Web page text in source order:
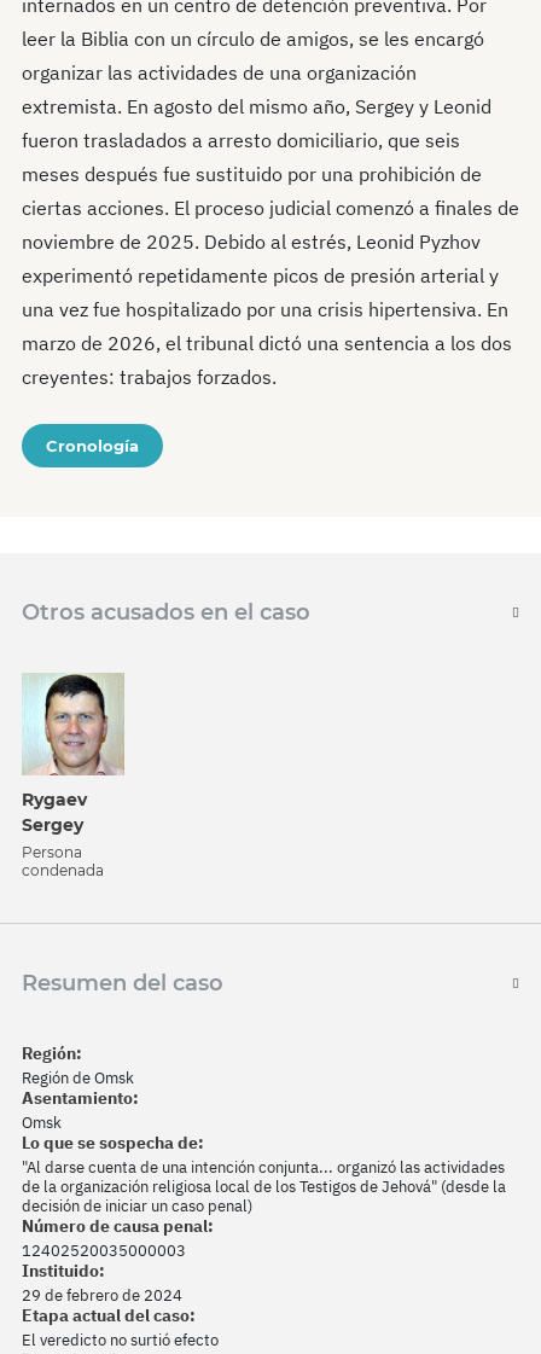
internados en un centro de detención preventiva. Por
leer la Biblia con un círculo de amigos, se les encargó
organizar las actividades de una organización
extremista. En agosto del mismo año, Sergey y Leonid
fueron trasladados a arresto domiciliario, que seis
meses después fue sustituido por una prohibición de
ciertas acciones. El proceso judicial comenzó a finales de
noviembre de 2025. Debido al estrés, Leonid Pyzhov
experimentó repetidamente picos de presión arterial y
una vez fue hospitalizado por una crisis hipertensiva. En
marzo de 2026, el tribunal dictó una sentencia a los dos
creyentes: trabajos forzados.
Cronología
Otros acusados en el caso
Rygaev
Sergey
Persona
condenada
Resumen del caso
Región:
Región de Omsk
Asentamiento:
Omsk
Lo que se sospecha de:
"Al darse cuenta de una intención conjunta... organizó las actividades
de la organización religiosa local de los Testigos de Jehová" (desde la
decisión de iniciar un caso penal)
Número de causa penal:
12402520035000003
Instituido:
29 de febrero de 2024
Etapa actual del caso:
El veredicto no surtió efecto